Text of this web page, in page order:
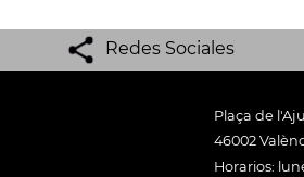
Redes Sociales
Plaça de
46002
Horarios: